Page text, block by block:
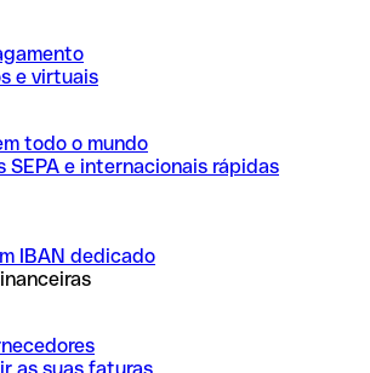
e virtuais
todo o mundo
SEPA e internacionais rápidas
IBAN dedicado